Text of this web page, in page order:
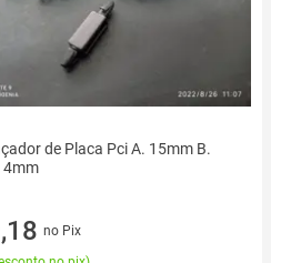
de Placa Pci A. 15mm B.
4mm
no Pix